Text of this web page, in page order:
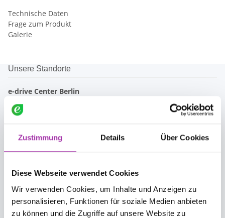
Zustimmung Details Über Cookies
Diese Webseite verwendet Cookies
Wir verwenden Cookies, um Inhalte und Anzeigen zu
personalisieren, Funktionen für soziale Medien anbieten
zu können und die Zugriffe auf unsere Website zu
Technische Daten
Frage zum Produkt
Galerie
Unsere Standorte
e-drive Center Berlin
e-drive Center Braunschweig
0531 - 390 449 49
e-drive Center Badbergen
05433 - 407 998 3
badbergen@edrivecenter.de